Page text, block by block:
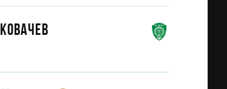
Ковачев